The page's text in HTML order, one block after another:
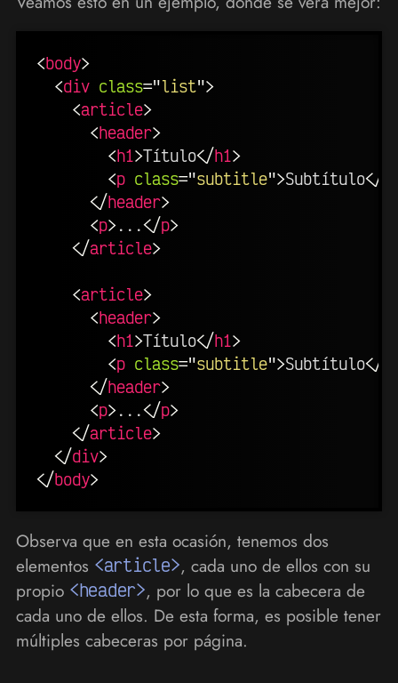
<body>
<div class="list">
<article>
<header>
<h1>Título</h1>
<p class="subtitle">Subtítulo</
</header>
<p>...</p>
</article>
<article>
<header>
<h1>Título</h1>
<p class="subtitle">Subtítulo</
</header>
<p>...</p>
</article>
</div>
</body>
Observa que en esta ocasión, tenemos dos
elementos <article>, cada uno de ellos con su
propio <header>, por lo que es la cabecera de
cada uno de ellos. De esta forma, es posible tener
múltiples cabeceras por página.